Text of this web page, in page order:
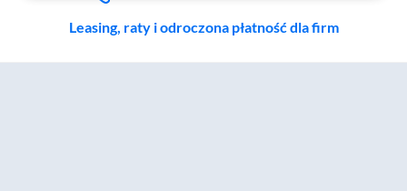
Leasing, raty i odroczona płatność dla firm